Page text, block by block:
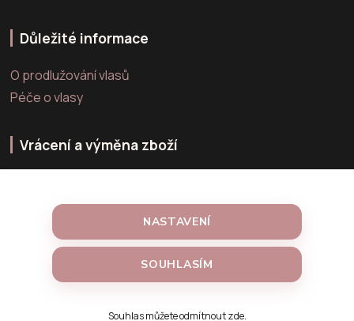
Důležité informace
O prodlužování vlasů
Péče o vlasy
Vrácení a výměna zboží
Vrácení zboží
NASTAVENÍ
SOUHLASÍM
Souhlas můžete odmítnoutzde.